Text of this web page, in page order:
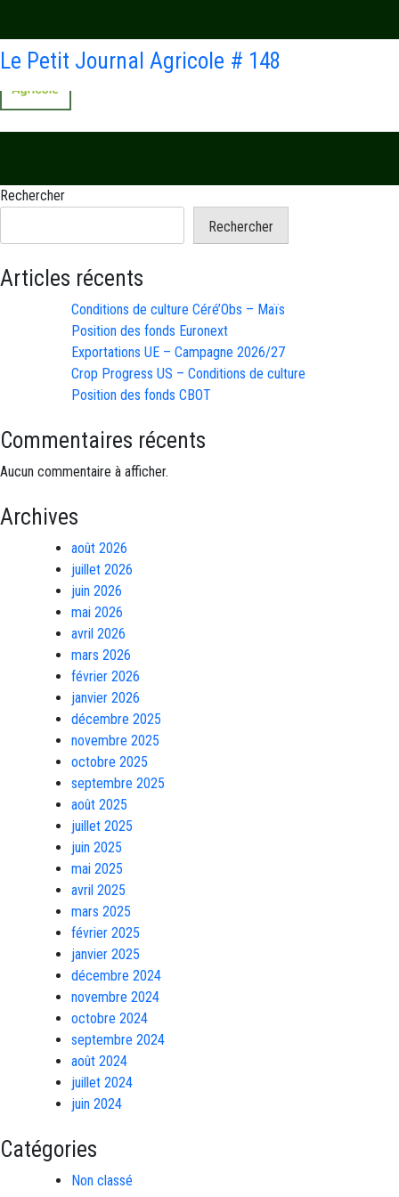
Le Petit Journal Agricole # 148
Rechercher
Rechercher
Articles récents
Conditions de culture Céré’Obs – Maïs
Position des fonds Euronext
Exportations UE – Campagne 2026/27
Crop Progress US – Conditions de culture
Position des fonds CBOT
Commentaires récents
Aucun commentaire à afficher.
Archives
août 2026
juillet 2026
juin 2026
mai 2026
avril 2026
mars 2026
février 2026
janvier 2026
décembre 2025
novembre 2025
octobre 2025
septembre 2025
août 2025
juillet 2025
juin 2025
mai 2025
avril 2025
mars 2025
février 2025
janvier 2025
décembre 2024
novembre 2024
octobre 2024
septembre 2024
août 2024
juillet 2024
juin 2024
Catégories
Non classé